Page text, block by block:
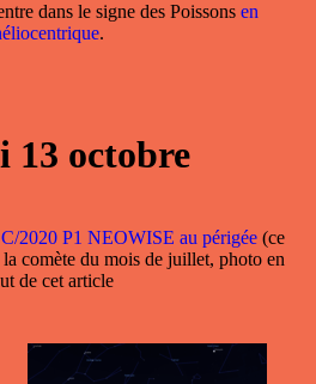
dans le signe des Poissons en
.
13 octobre
2020 P1 NEOWISE au périgée(ce
comète du mois de juillet, photo en
de cet article